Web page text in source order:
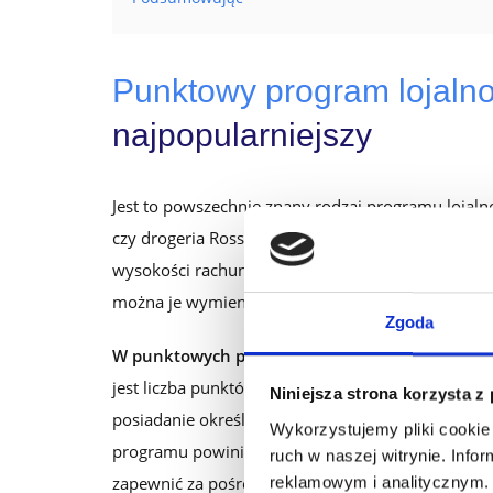
Zgoda
Niniejsza strona korzysta z
Wykorzystujemy pliki
ruch w naszej witrynie.
reklamowym i
Punktowy program
najpopularniejszy
Jest to powszechnie znany rodzaj programu
czy drogeria Rossmann. Za każde wydane
wysokości rachunku, im jest on wyższy, tym
można je wymieniać na nagrody, np. nagrody
W punktowych programach lojalnościowych
jest liczba punktów, jaką należy zebrać, aby ją
posiadanie określonej liczby punktów. Chęć
programu powinien jednak mieć stały dostęp do
zapewnić za pośrednictwem aplikacji mobilnej,